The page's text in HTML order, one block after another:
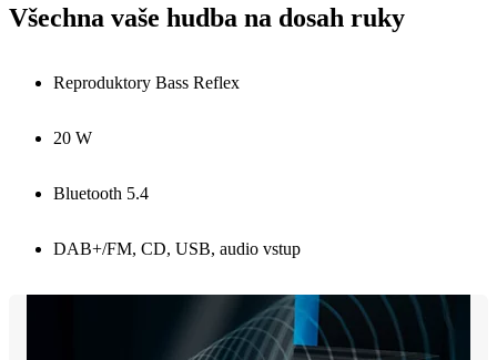
Všechna vaše hudba na dosah ruky
Reproduktory Bass Reflex
20 W
Bluetooth 5.4
DAB+/FM, CD, USB, audio vstup